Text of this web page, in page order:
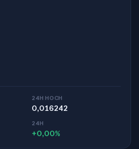
24H HOCH
0,016242
24H
+0,00%